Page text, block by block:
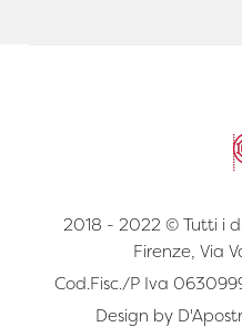
2018 - 2022 © Tutti i
Firenze, Via
Cod.Fisc./P Iva
Design by